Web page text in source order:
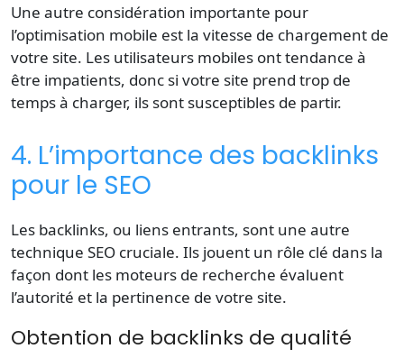
Une autre considération importante pour
l’optimisation mobile est la vitesse de chargement de
votre site. Les utilisateurs mobiles ont tendance à
être impatients, donc si votre site prend trop de
temps à charger, ils sont susceptibles de partir.
4. L’importance des backlinks
pour le SEO
Les backlinks, ou liens entrants, sont une autre
technique SEO cruciale. Ils jouent un rôle clé dans la
façon dont les moteurs de recherche évaluent
l’autorité et la pertinence de votre site.
Obtention de backlinks de qualité